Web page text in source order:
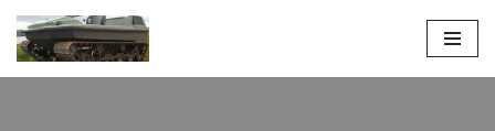
Перейти